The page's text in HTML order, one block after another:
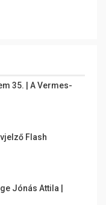
35. | A Vermes-
Flash
Jónás Attila |